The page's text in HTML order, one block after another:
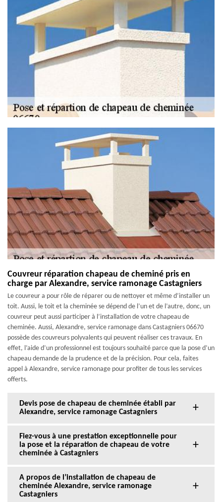
Couvreur réparation chapeau de cheminé pris en
charge par Alexandre, service ramonage Castagniers
Le couvreur a pour rôle de réparer ou de nettoyer et même d’installer un
toit. Aussi, le toit et la cheminée se dépend de l’un et de l’autre, donc, un
couvreur peut aussi participer à l’installation de votre chapeau de
cheminée. Aussi, Alexandre, service ramonage dans Castagniers 06670
possède des couvreurs polyvalents qui peuvent réaliser ces travaux. En
effet, l’aide d’un professionnel est toujours souhaité parce que la pose d’un
chapeau demande de la prudence et de la précision. Pour cela, faites
appel à Alexandre, service ramonage pour profiter de tous les services
offerts.
Devis pose de chapeau de cheminée établi par
Alexandre, service ramonage Castagniers
Fiez-vous à une prestation exceptionnelle pour
la pose et la réparation de chapeau de votre
cheminée à Castagniers
A propos de l’installation de chapeau de
cheminée Alexandre, service ramonage
Castagniers